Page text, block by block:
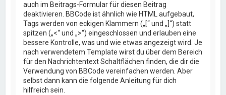
auch im Beitrags-Formular für diesen Beitrag
deaktivieren. BBCode ist ähnlich wie HTML aufgebaut,
Tags werden von eckigen Klammern („[“ und „]“) statt
spitzen („<“ und „>“) eingeschlossen und erlauben eine
bessere Kontrolle, was und wie etwas angezeigt wird. Je
nach verwendetem Template wirst du über dem Bereich
für den Nachrichtentext Schaltflächen finden, die dir die
Verwendung von BBCode vereinfachen werden. Aber
selbst dann kann die folgende Anleitung für dich
hilfreich sein.